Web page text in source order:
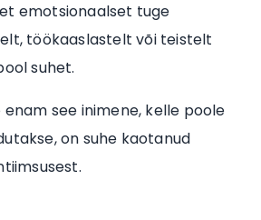
emotsionaalset tuge
töökaaslastelt või teistelt
suhet.
see inimene, kelle poole
on suhe kaotanud